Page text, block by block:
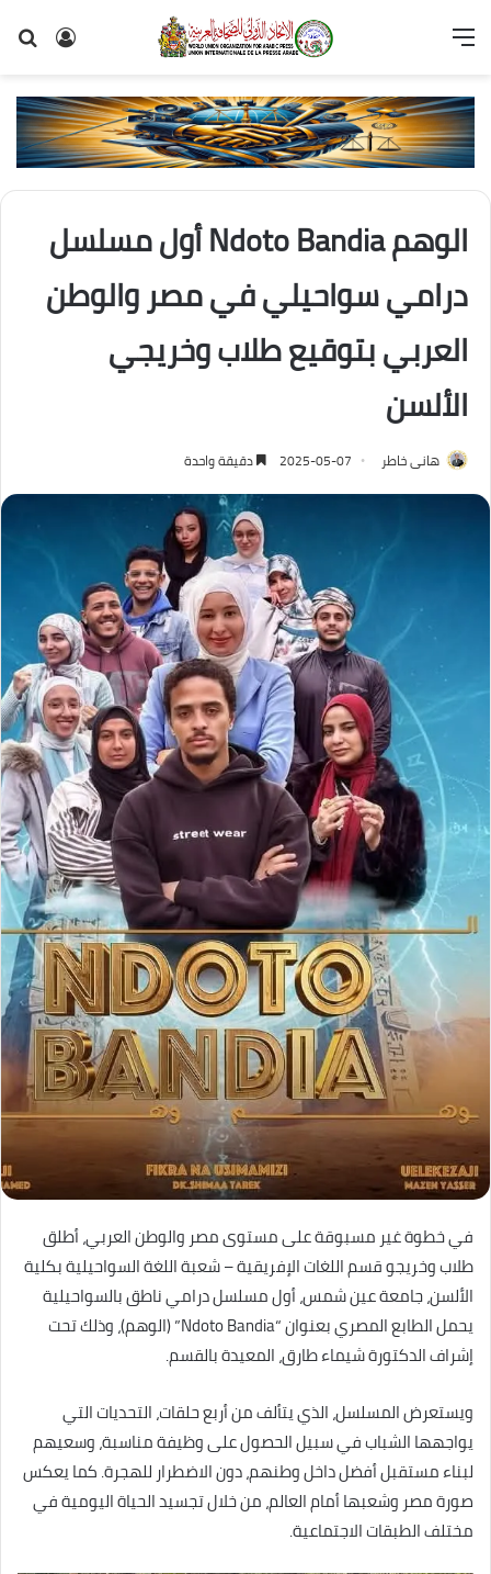
تسجيل
القائمة
الوهم Ndoto Bandia أول مسلسل
درامي سواحيلي في مصر والوطن
العربي بتوقيع طلاب وخريجي
الألسن
هانى خاطر 2025-05-07 دقيقة واحدة
في خطوة غير مسبوقة على مستوى مصر والوطن العربي، أطلق
طلاب وخريجو قسم اللغات الإفريقية – شعبة اللغة السواحيلية بكلية
الألسن، جامعة عين شمس، أول مسلسل درامي ناطق بالسواحيلية
يحمل الطابع المصري بعنوان “Ndoto Bandia” (الوهم)، وذلك تحت
إشراف الدكتورة شيماء طارق، المعيدة بالقسم.
ويستعرض المسلسل، الذي يتألف من أربع حلقات، التحديات التي
يواجهها الشباب في سبيل الحصول على وظيفة مناسبة، وسعيهم
لبناء مستقبل أفضل داخل وطنهم، دون الاضطرار للهجرة. كما يعكس
صورة مصر وشعبها أمام العالم، من خلال تجسيد الحياة اليومية في
مختلف الطبقات الاجتماعية.